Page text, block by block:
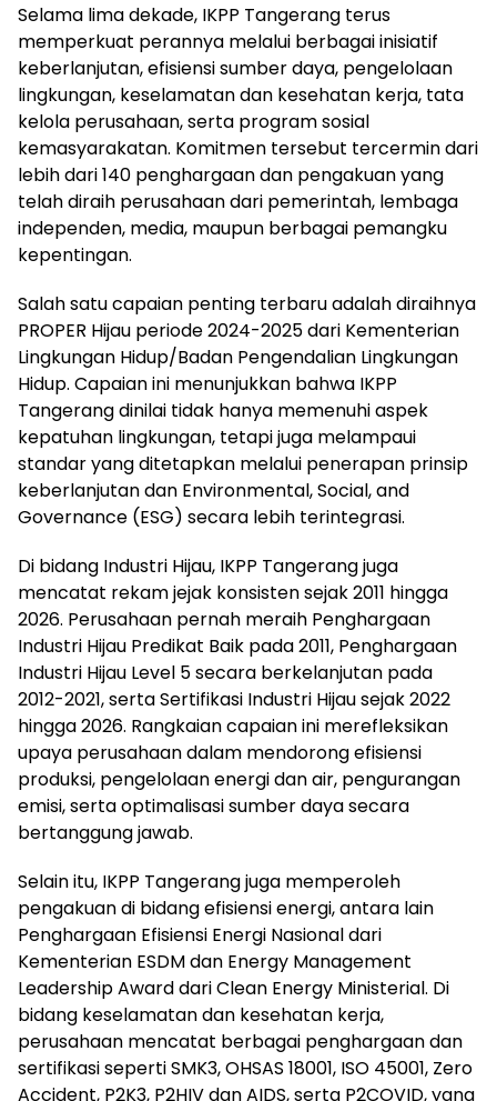
Selama lima dekade, IKPP Tangerang terus
memperkuat perannya melalui berbagai inisiatif
keberlanjutan, efisiensi sumber daya, pengelolaan
lingkungan, keselamatan dan kesehatan kerja, tata
kelola perusahaan, serta program sosial
kemasyarakatan. Komitmen tersebut tercermin dari
lebih dari 140 penghargaan dan pengakuan yang
telah diraih perusahaan dari pemerintah, lembaga
independen, media, maupun berbagai pemangku
kepentingan.
Salah satu capaian penting terbaru adalah diraihnya
PROPER Hijau periode 2024-2025 dari Kementerian
Lingkungan Hidup/Badan Pengendalian Lingkungan
Hidup. Capaian ini menunjukkan bahwa IKPP
Tangerang dinilai tidak hanya memenuhi aspek
kepatuhan lingkungan, tetapi juga melampaui
standar yang ditetapkan melalui penerapan prinsip
keberlanjutan dan Environmental, Social, and
Governance (ESG) secara lebih terintegrasi.
Di bidang Industri Hijau, IKPP Tangerang juga
mencatat rekam jejak konsisten sejak 2011 hingga
2026. Perusahaan pernah meraih Penghargaan
Industri Hijau Predikat Baik pada 2011, Penghargaan
Industri Hijau Level 5 secara berkelanjutan pada
2012-2021, serta Sertifikasi Industri Hijau sejak 2022
hingga 2026. Rangkaian capaian ini merefleksikan
upaya perusahaan dalam mendorong efisiensi
produksi, pengelolaan energi dan air, pengurangan
emisi, serta optimalisasi sumber daya secara
bertanggung jawab.
Selain itu, IKPP Tangerang juga memperoleh
pengakuan di bidang efisiensi energi, antara lain
Penghargaan Efisiensi Energi Nasional dari
Kementerian ESDM dan Energy Management
Leadership Award dari Clean Energy Ministerial. Di
bidang keselamatan dan kesehatan kerja,
perusahaan mencatat berbagai penghargaan dan
sertifikasi seperti SMK3, OHSAS 18001, ISO 45001, Zero
Accident, P2K3, P2HIV dan AIDS, serta P2COVID, yang